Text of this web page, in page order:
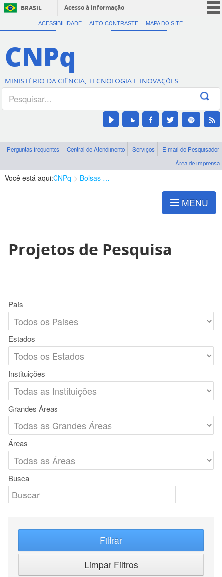
BRASIL
Acesso à informação
CORONAVÍRUS (COVID-19)
Canais
ACESSIBILIDADE ALTO CONTRASTE MAPA DO SITE
CNPq
MINISTÉRIO DA CIÊNCIA, TECNOLOGIA E INOVAÇÕES
Perguntas frequentes Central de Atendimento Serviços
E-mail do Pesquisador
Área de imprensa
Você está aqui:CNPq Bolsas e Auxílios Vigentes
MENU
Projetos de Pesquisa
País
Estados
Instituições
Grandes Áreas
Áreas
Busca
Filtrar
Limpar Filtros